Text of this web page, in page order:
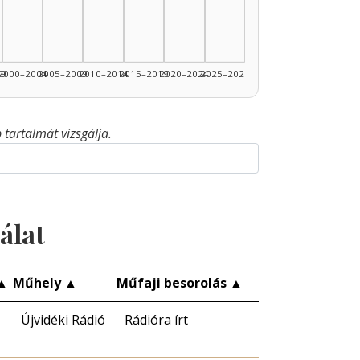
2005–20092010–20142015–20192020–20242025–2026
tartalmát vizsgálja.
Műhely ▲ Műfaji besorolás ▲
Újvidéki Rádió Rádióra írt